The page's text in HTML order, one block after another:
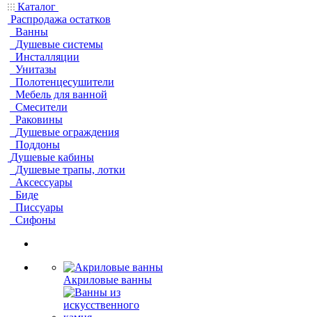
Каталог
Распродажа остатков
Ванны
Душевые системы
Инсталляции
Унитазы
Полотенцесушители
Мебель для ванной
Смесители
Раковины
Душевые ограждения
Поддоны
Душевые кабины
Душевые трапы, лотки
Аксессуары
Биде
Писсуары
Сифоны
Акриловые ванны